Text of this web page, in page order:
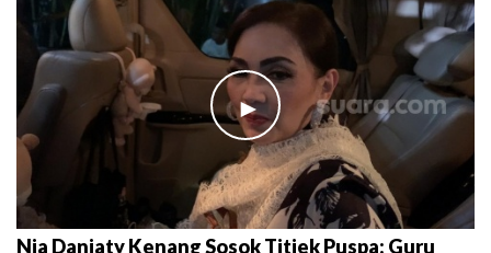
►
Nia Daniaty Kenang Sosok Titiek Puspa: Guru